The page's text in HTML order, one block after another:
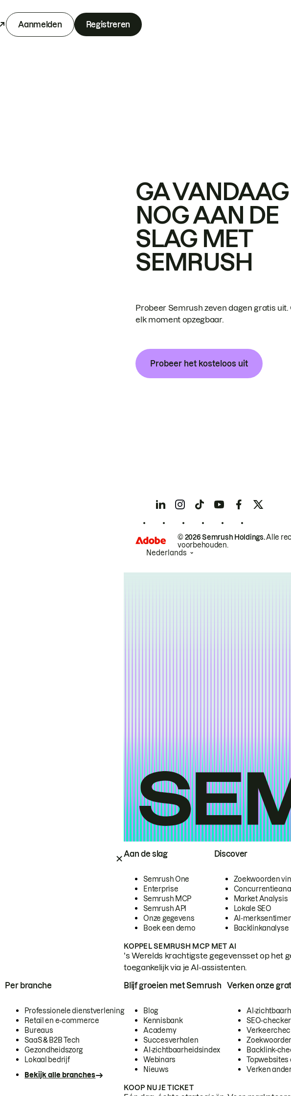
Aanmelden Registreren
Aan de slag
Semrush One
Enterprise
Semrush MCP
Semrush API
Onze gegevens
Boek een demo
Discover
Zoekwoorden
Market Analysis
Lokale SEO
AI-
Backlinkanalyse
KOPPEL SEMRUSH MCP MET AI
's Werelds krachtigste gegevensset op het
toegankelijk via je AI-assistenten.
Per branche
Professionele dienstverlening
Retail en e-commerce
Bureaus
SaaS & B2B Tech
Gezondheidszorg
Lokaal bedrijf
Bekijk alle branches
Blijf groeien met Semrush
Blog
Kennisbank
Academy
Succesverhalen
AI-zichtbaarheidsindex
Webinars
Nieuws
Verken onze
AI-
SEO-checker
Backlink-
Topwebsites
Verken
KOOP NU JE TICKET
GA VANDAAG
NOG AAN DE
SLAG MET
SEMRUSH
Probeer Semrush zeven dagen gratis uit.
elk moment opzegbaar.
Probeer het kosteloos uit
© 2026 Semrush Holdings.Alle
voorbehouden.
Nederlands